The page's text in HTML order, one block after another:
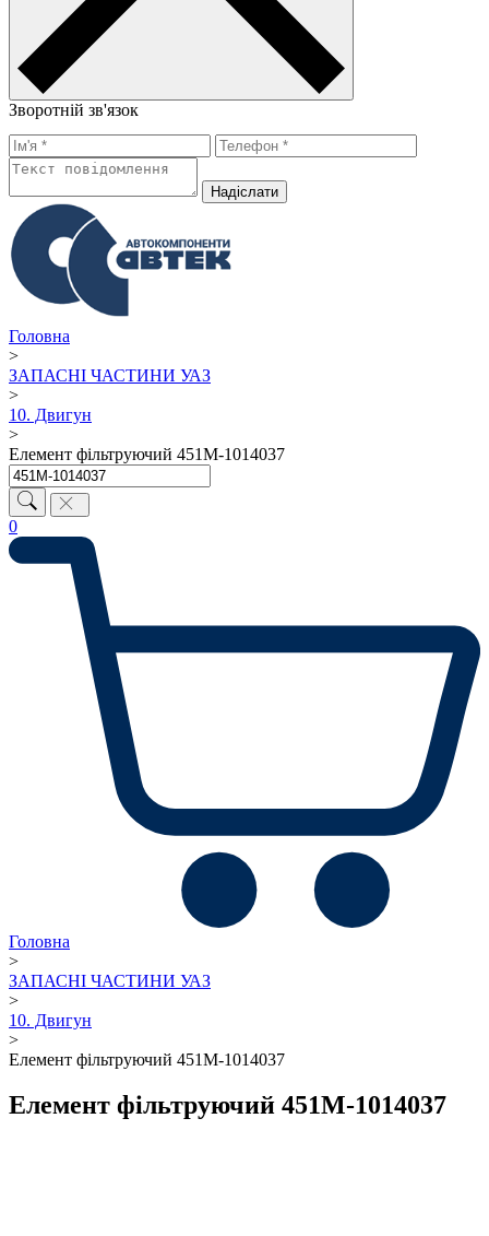
Зворотній зв'язок
Надiслати
Головна
>
ЗАПАСНІ ЧАСТИНИ УАЗ
>
10. Двигун
>
Елемент фільтруючий 451М-1014037
0
Головна
>
ЗАПАСНІ ЧАСТИНИ УАЗ
>
10. Двигун
>
Елемент фільтруючий 451М-1014037
Елемент фільтруючий 451М-1014037